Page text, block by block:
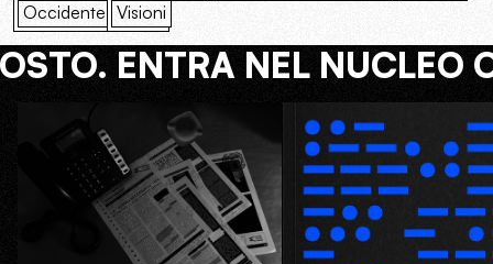
Occidente Visioni
ENTRA NEL NUCLEO